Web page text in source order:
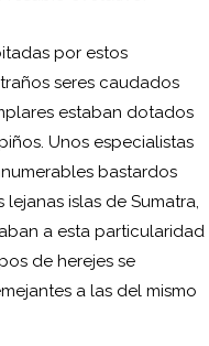
por estos
seres caudados
estaban dotados
Unos especialistas
bastardos
islas de Sumatra,
a esta particularidad
de herejes se
a las del mismo